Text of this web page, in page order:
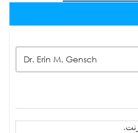
Dr. Erin M. Gensch